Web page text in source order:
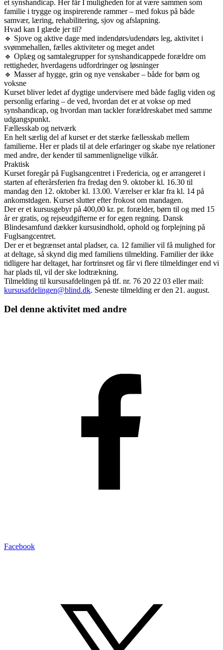
et synshandicap. Her får I muligheden for at være sammen som
familie i trygge og inspirerende rammer – med fokus på både
samvær, læring, rehabilitering, sjov og afslapning.
Hvad kan I glæde jer til?
🔹 Sjove og aktive dage med indendørs/udendørs leg, aktivitet i
svømmehallen, fælles aktiviteter og meget andet
🔹 Oplæg og samtalegrupper for synshandicappede forældre om
rettigheder, hverdagens udfordringer og løsninger
🔹 Masser af hygge, grin og nye venskaber – både for børn og
voksne
Kurset bliver ledet af dygtige undervisere med både faglig viden og
personlig erfaring – de ved, hvordan det er at vokse op med
synshandicap, og hvordan man tackler forældreskabet med samme
udgangspunkt.
Fællesskab og netværk
En helt særlig del af kurset er det stærke fællesskab mellem
familierne. Her er plads til at dele erfaringer og skabe nye relationer
med andre, der kender til sammenlignelige vilkår.
Praktisk
Kurset foregår på Fuglsangcentret i Fredericia, og er arrangeret i
starten af efterårsferien fra fredag den 9. oktober kl. 16.30 til
mandag den 12. oktober kl. 13.00. Værelser er klar fra kl. 14 på
ankomstdagen. Kurset slutter efter frokost om mandagen.
Der er et kursusgebyr på 400,00 kr. pr. forælder, børn til og med 15
år er gratis, og rejseudgifterne er for egen regning. Dansk
Blindesamfund dækker kursusindhold, ophold og forplejning på
Fuglsangcentret.
Der er et begrænset antal pladser, ca. 12 familier vil få mulighed for
at deltage, så skynd dig med familiens tilmelding. Familier der ikke
tidligere har deltaget, har fortrinsret og får vi flere tilmeldinger end vi
har plads til, vil der ske lodtrækning.
Tilmelding til kursusafdelingen på tlf. nr. 76 20 22 03 eller mail:
kursusafdelingen@blind.dk. Seneste tilmelding er den 21. august.
Del denne aktivitet med andre
Facebook